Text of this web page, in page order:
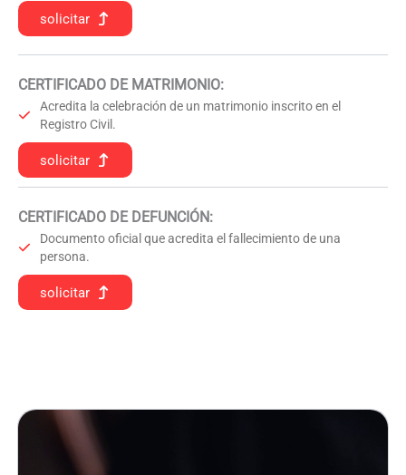
solicitar
CERTIFICADO DE MATRIMONIO:
Acredita la celebración de un matrimonio inscrito en el
Registro Civil.
solicitar
CERTIFICADO DE DEFUNCIÓN:
Documento oficial que acredita el fallecimiento de una
persona.
solicitar